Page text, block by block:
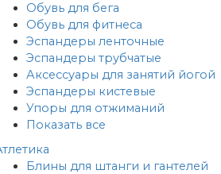
Обувь для бега
Обувь для фитнеса
Эспандеры ленточные
Эспандеры трубчатые
Аксессуары для занятий йогой
Эспандеры кистевые
Упоры для отжиманий
Показать все
Блины для штанги и гантелей